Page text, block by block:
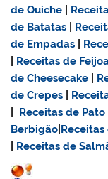
de Quiche
de Batatas
de Empadas
Receitas de
de Cheesecake
de Crepes
Receitas de Pato
Berbigão
Receitas de